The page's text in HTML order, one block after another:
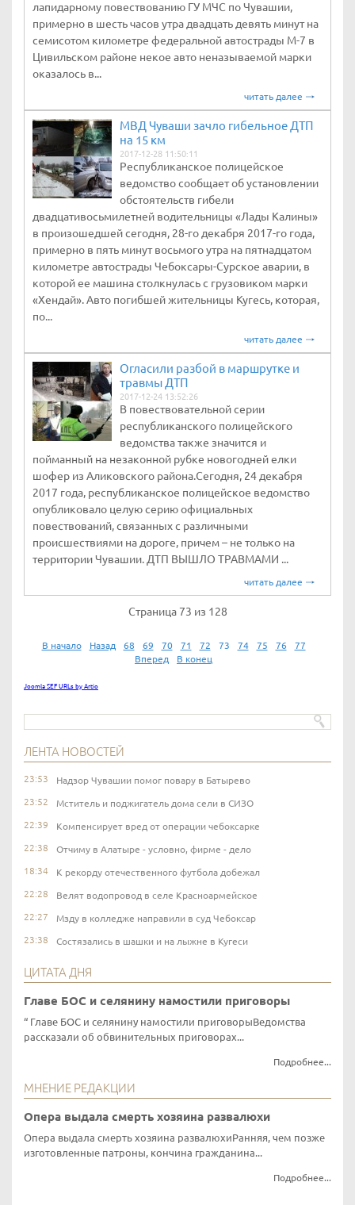
лапидарному повествованию ГУ МЧС по Чувашии,
примерно в шесть часов утра двадцать девять минут на
семисотом километре федеральной автострады М-7 в
Цивильском районе некое авто неназываемой марки
оказалось в...
читать далее
МВД Чуваши зачло гибельное ДТП
на 15 км
2017-12-28 11:50:11
Республиканское полицейское
ведомство сообщает об установлении
обстоятельств гибели
двадцативосьмилетней водительницы «Лады Калины»
в произошедшей сегодня, 28-го декабря 2017-го года,
примерно в пять минут восьмого утра на пятнадцатом
километре автострады Чебоксары-Сурское аварии, в
которой ее машина столкнулась с грузовиком марки
«Хендай». Авто погибшей жительницы Кугесь, которая,
по...
читать далее
Огласили разбой в маршрутке и
травмы ДТП
2017-12-24 13:52:26
В повествовательной серии
республиканского полицейского
ведомства также значится и
пойманный на незаконной рубке новогодней елки
шофер из Аликовского района.Сегодня, 24 декабря
2017 года, республиканское полицейское ведомство
опубликовало целую серию официальных
повествований, связанных с различными
происшествиями на дороге, причем – не только на
территории Чувашии. ДТП ВЫШЛО ТРАВМАМИ ...
читать далее
Страница 73 из 128
В начало Назад 68 69 70 71 72 73 74 75 76
77
Вперед
В конец
Joomla SEF URLs by Artio
ЛЕНТА НОВОСТЕЙ
23:53 Надзор Чувашии помог повару в Батырево
23:52 Мститель и поджигатель дома сели в СИЗО
22:39 Компенсирует вред от операции чебоксарке
22:38 Отчиму в Алатыре - условно, фирме - дело
18:34 К рекорду отечественного футбола добежал
22:28 Велят водопровод в селе Красноармейское
22:27 Мзду в колледже направили в суд Чебоксар
23:38 Состязались в шашки и на лыжне в Кугеси
ЦИТАТА ДНЯ
Главе БОС и селянину намостили приговоры
Главе БОС и селянину намостили приговорыВедомства
рассказали об обвинительных приговорах...
Подробнее...
МНЕНИЕ РЕДАКЦИИ
Опера выдала смерть хозяина развалюхи
Опера выдала смерть хозяина развалюхиРанняя, чем позже
изготовленные патроны, кончина гражданина...
Подробнее...